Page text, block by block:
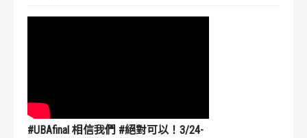
#UBAfinal 相信我們 #絕對可以！3/24-